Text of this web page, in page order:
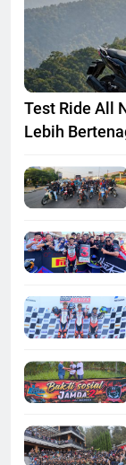
Test Ride All
Lebih